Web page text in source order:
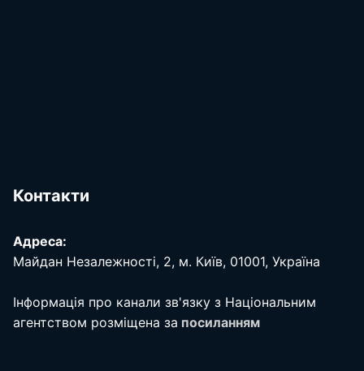
Контакти
Адреса:
Майдан Незалежності, 2, м. Київ, 01001, Україна
Інформація про канали зв'язку з Національним
агентством розміщена за посиланням